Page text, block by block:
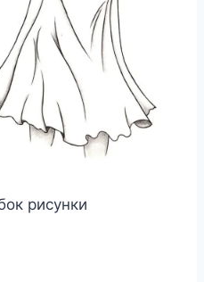
рисунки